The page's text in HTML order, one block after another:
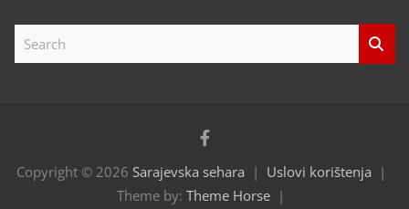
Copyright © 2026 Sarajevska sehara
Uslovi korištenja
Theme by: Theme Horse